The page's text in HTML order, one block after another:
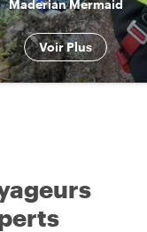
Maderian Mermaid
Voir Plus